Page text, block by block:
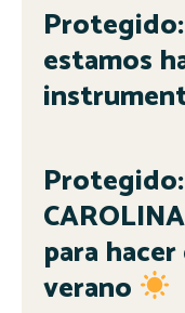
Protegido:
estamos
para
verano